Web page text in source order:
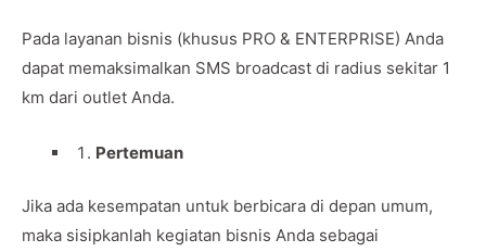
Pada layanan bisnis (khusus PRO & ENTERPRISE) Anda
dapat memaksimalkan SMS broadcast di radius sekitar 1
km dari outlet Anda.
Pertemuan
Jika ada kesempatan untuk berbicara di depan umum,
maka sisipkanlah kegiatan bisnis Anda sebagai